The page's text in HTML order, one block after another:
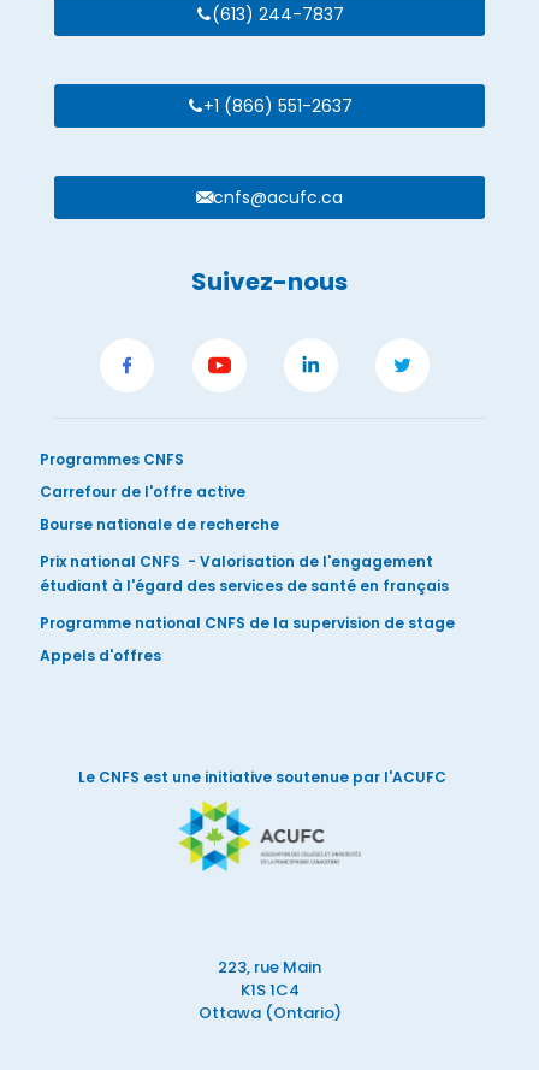
(613) 244-7837
+1 (866) 551-2637
cnfs@acufc.ca
Suivez-nous
Programmes CNFS
Carrefour de l'offre active
Bourse nationale de recherche
Prix national CNFS - Valorisation de l'engagement
étudiant à l'égard des services de santé en français
Programme national CNFS de la supervision de stage
Appels d'offres
223, rue Main
K1S 1C4
Ottawa (Ontario)
Le CNFS est une initiative soutenue par l'ACUFC